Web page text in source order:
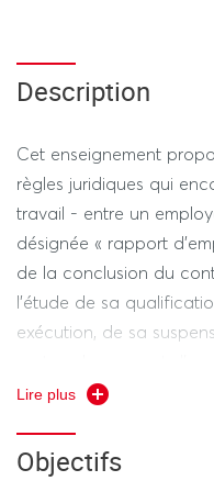
Description
Cet enseignement
règles juridiques qui
travail - entre un
désignée « rapport
de la conclusion du
l’étude de sa
exécution, de sa
pouvoir, dans la
salarié au pouvoir de
d’analyser les
Lire plus
Objectifs